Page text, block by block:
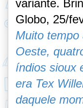
variante.
Globo, 25/
Muito
Oeste,
índios sioux
era Tex
daquele